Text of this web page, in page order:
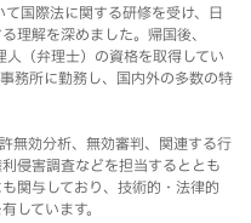
国際法に関する研修を受け、日
理解を深めました。帰国後、
（弁理士）の資格を取得してい
務所に勤務し、国内外の多数の特
無効分析、無効審判、関連する行
侵害調査などを担当するととも
関与しており、技術的・法律的
しています。